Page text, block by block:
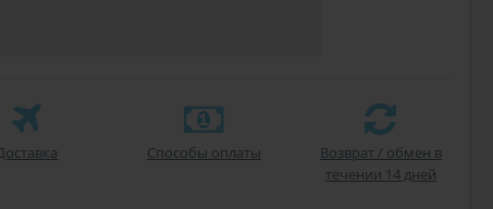
Способы оплаты
Возврат / обмен в
течении 14 дней